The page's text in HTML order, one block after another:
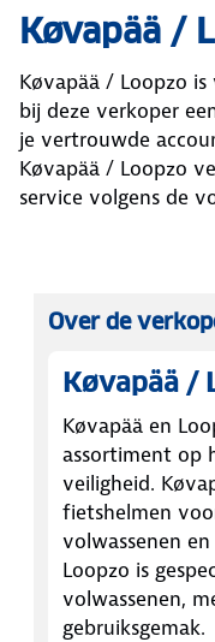
Køvapää /
Køvapää / Loopzo is
bij deze verkoper
je vertrouwde
Køvapää / Loopzo
service volgens de
Over de
Køvapää /
Køvapää en
assortiment op
veiligheid.
fietshelmen
volwassenen
Loopzo is
volwassenen,
gebruiksgemak.